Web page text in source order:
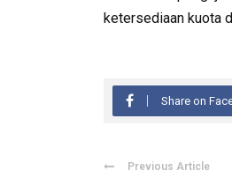
ketersediaan kuota
Share on
Previous Article